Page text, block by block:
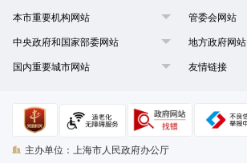
本市重要机构网站 管委会网站
中央政府和国家部委网站 地方政府网站
国内重要城市网站 友情链接
主办单位：上海市人民政府办公厅